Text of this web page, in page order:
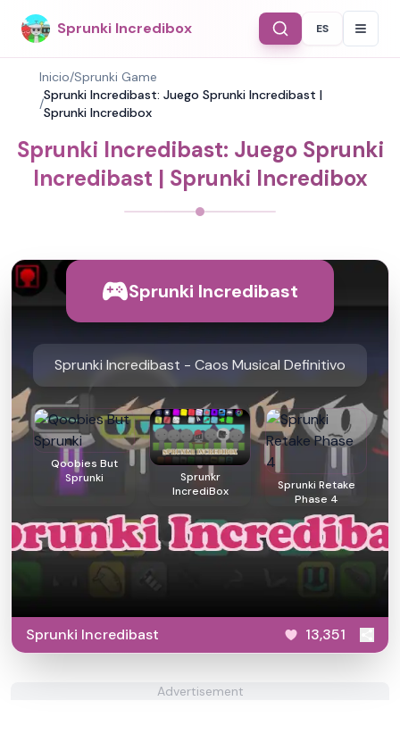
Sprunki Incredibox Select
ES
Inicio/Sprunki Game
/
Sprunki Incredibast: Juego Sprunki Incredibast |
Sprunki Incredibox
Sprunki Incredibast: Juego Sprunki
Incredibast | Sprunki Incredibox
Sprunki Incredibast
Sprunki Incredibast - Caos Musical Definitivo
Qoobies But
Sprunki
Sprunkr
IncrediBox
Sprunki Retake
Phase 4
Sprunki Incredibast 13,351
Advertisement